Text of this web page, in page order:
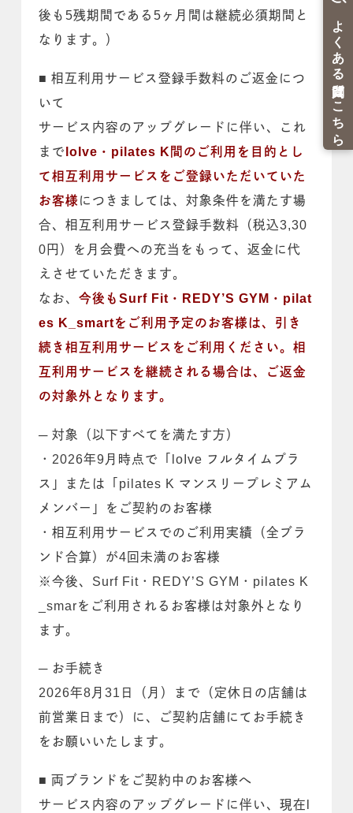
後も5残期間である5ヶ月間は継続必須期間と
なります。）
■ 相互利用サービス登録手数料のご返金につ
いて
サービス内容のアップグレードに伴い、これ
まで loIve・pilates K間のご利用を目的とし
て相互利用サービスをご登録いただいていた
お客様につきましては、対象条件を満たす場
合、相互利用サービス登録手数料（税込3,30
0円）を月会費への充当をもって、返金に代
えさせていただきます。
なお、今後もSurf Fit・REDY’S GYM・pilat
es K_smartをご利用予定のお客様は、引き
続き相互利用サービスをご利用ください。相
互利用サービスを継続される場合は、ご返金
の対象外となります。
─ 対象（以下すべてを満たす方）
・2026年9月時点で「loIve フルタイムプラ
ス」または「pilates K マンスリープレミアム
メンバー」をご契約のお客様
・相互利用サービスでのご利用実績（全ブラ
ンド合算）が4回未満のお客様
※今後、Surf Fit・REDY’S GYM・pilates K
_smarをご利用されるお客様は対象外となり
ます。
─ お手続き
2026年8月31日（月）まで（定休日の店舗は
前営業日まで）に、ご契約店舗にてお手続き
をお願いいたします。
■ 両ブランドをご契約中のお客様へ
サービス内容のアップグレードに伴い、現在l